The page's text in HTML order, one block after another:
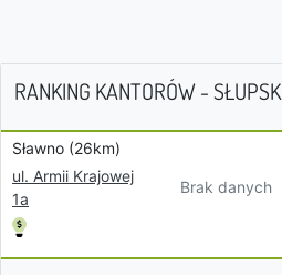
RANKING KANTORÓW - SŁUPSK
Sławno (26km)
ul. Armii Krajowej
1a
Brak danych